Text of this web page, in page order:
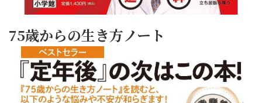
75歳からの生き方ノート